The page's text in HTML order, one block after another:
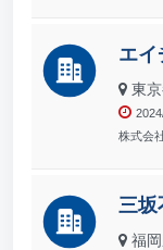
エイ
東
株式会
三坂
福